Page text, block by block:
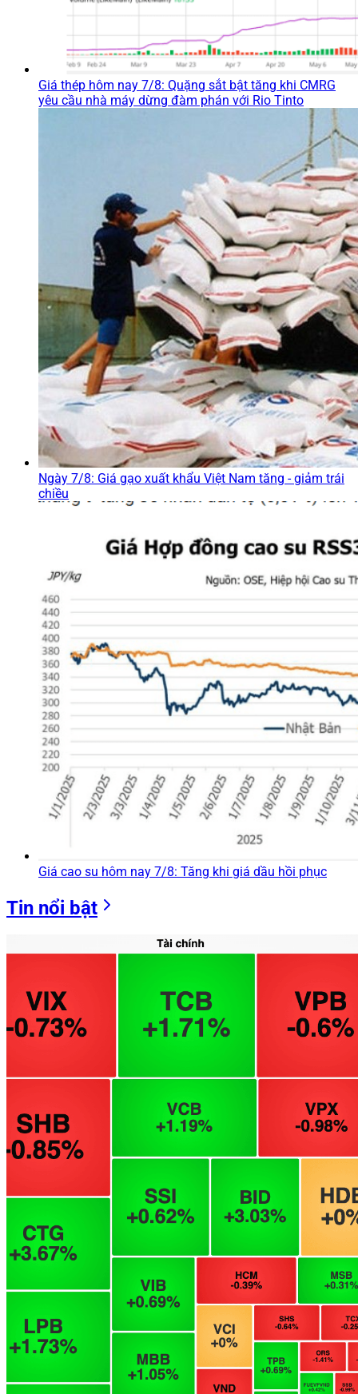
Giá thép hôm nay 7/8: Quặng sắt bật tăng khi CMRG
yêu cầu nhà máy dừng đàm phán với Rio Tinto
Ngày 7/8: Giá gạo xuất khẩu Việt Nam tăng - giảm trái
chiều
Giá cao su hôm nay 7/8: Tăng khi giá dầu hồi phục
Tin nổi bật